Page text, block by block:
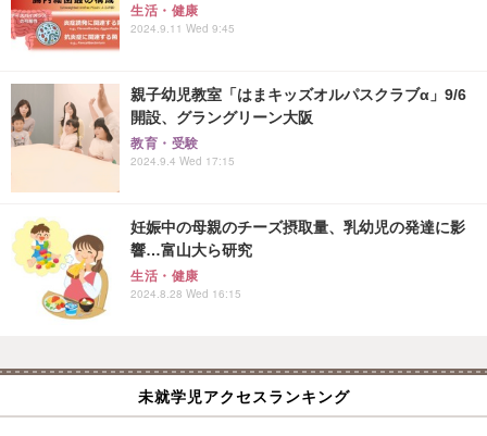
生活・健康
2024.9.11 Wed 9:45
親子幼児教室「はまキッズオルパスクラブα」9/6
開設、グラングリーン大阪
教育・受験
2024.9.4 Wed 17:15
妊娠中の母親のチーズ摂取量、乳幼児の発達に影
響…富山大ら研究
生活・健康
2024.8.28 Wed 16:15
未就学児アクセスランキング